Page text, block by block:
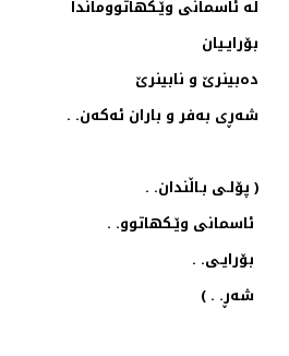
له‌ ئاسمانی وێـكهاتووماندا
بۆرایـیان
ده‌بینرێ و نابینرێ
شه‌ڕی به‌فر و باران ئه‌كه‌ن. .
( پۆلـی بـاڵندان. .
ئاسمانی وێـكهاتوو. .
بۆرایـی. .
شه‌ڕ. . )